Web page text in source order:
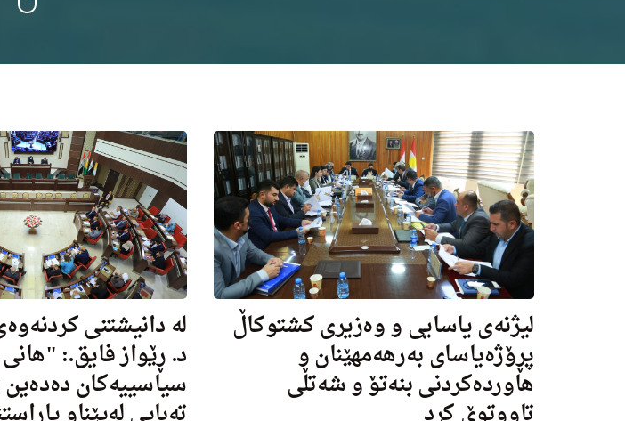
لیژنه‌ی یاسایی و وه‌زیرى كشتوكاڵ
پڕۆژەیاسای بەرهەمهێنان و
هاوردەكردنی بنەتۆ و شەتڵى
له‌ دانیشتنی
د. ڕێواز فایق.:
سیاسییه‌كان